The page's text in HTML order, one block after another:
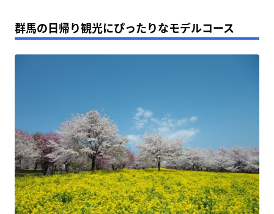
群馬の日帰り観光にぴったりなモデルコース